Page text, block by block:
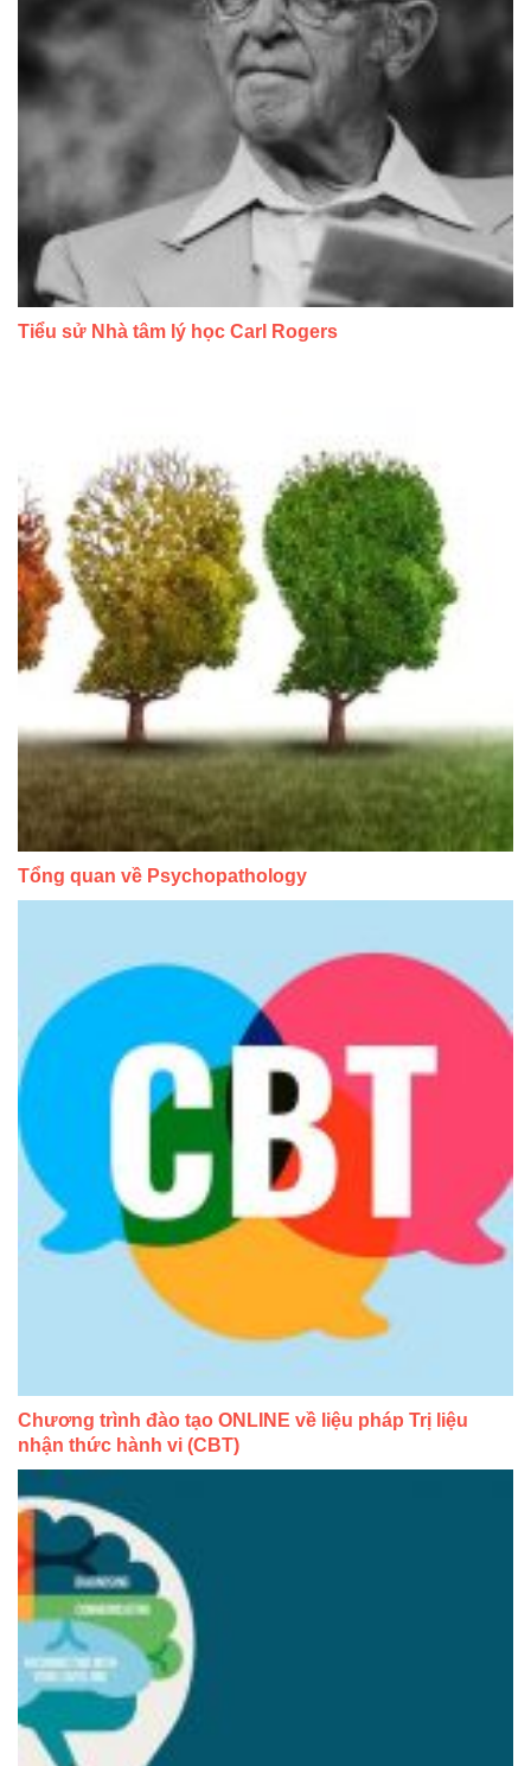
Tiểu sử Nhà tâm lý học Carl Rogers
Tổng quan về Psychopathology
Chương trình đào tạo ONLINE về liệu pháp Trị liệu
nhận thức hành vi (CBT)